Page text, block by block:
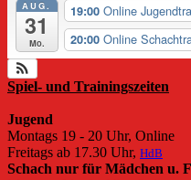
AUG.
31
Mo.
19:00 Online
20:00 Online
Spiel- und Trainingszeiten
Jugend
Montags 19 - 20 Uhr, Online
Freitags ab 17.30 Uhr, HdB
Schach nur für Mädchen u.